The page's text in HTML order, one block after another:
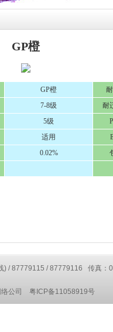
GP橙
GP橙
7-8级 耐
5级
适用
0.02%
) / 87779115 / 87779116 传真：
公司 粤ICP备11058919号